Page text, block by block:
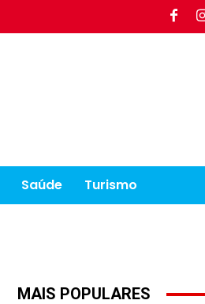
Saúde Turismo
MAIS POPULARES